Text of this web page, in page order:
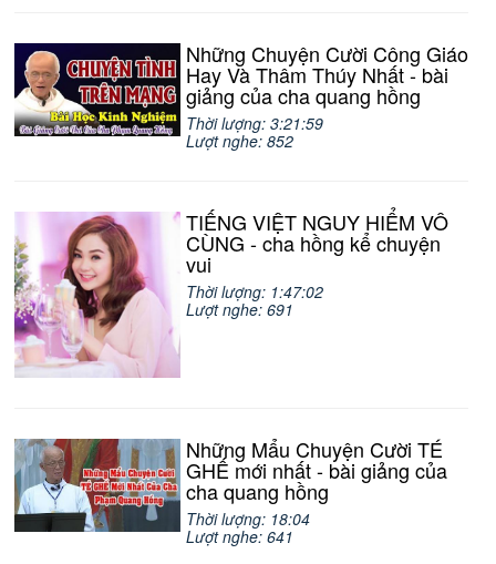
Những Chuyện Cười Công Giáo
Hay Và Thâm Thúy Nhất - bài
giảng của cha quang hồng
Thời lượng: 3:21:59
Lượt nghe: 852
TIẾNG VIỆT NGUY HIỂM VÔ
CÙNG - cha hồng kể chuyện
vui
Thời lượng: 1:47:02
Lượt nghe: 691
Những Mẩu Chuyện Cười TÉ
GHẾ mới nhất - bài giảng của
cha quang hồng
Thời lượng: 18:04
Lượt nghe: 641